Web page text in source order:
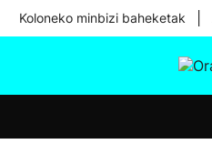
Koloneko minbizi baheketak